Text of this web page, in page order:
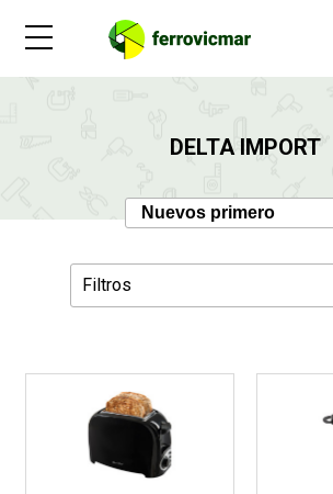
DELTA IMPORT
Filtros
OFERTAS
NOVEDADES
BLOG
CONTACTAR